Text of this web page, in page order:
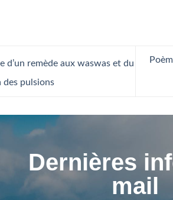
d’un remède aux waswas et du
des pulsions
Dernières
mail